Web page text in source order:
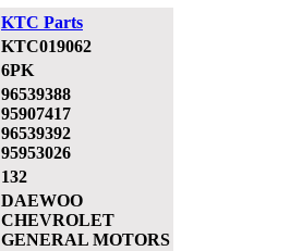
KTC Parts
KTC019062
6PK
96539388
95907417
96539392
95953026
132
DAEWOO
CHEVROLET
GENERAL MOTORS